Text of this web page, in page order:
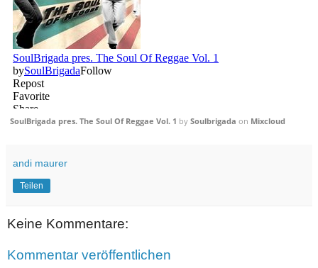
SoulBrigada pres. The Soul Of Reggae Vol. 1 by Soulbrigada on Mixcloud
andi maurer
Teilen
Keine Kommentare:
Kommentar veröffentlichen